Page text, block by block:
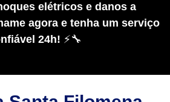
elétricos e danos a
agora e tenha um serviço
24h! ⚡🔧